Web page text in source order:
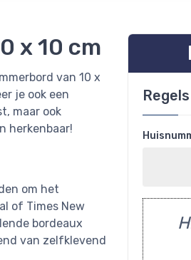
x 10 cm
van 10 x
je ook een
maar ook
herkenbaar!
om het
of Times New
bordeaux
van zelfklevend
Regels